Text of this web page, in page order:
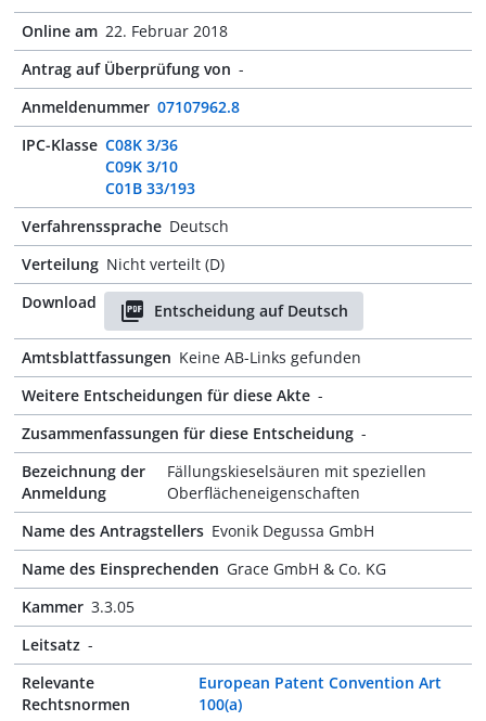
Online am 22. Februar 2018
Antrag auf Überprüfung von -
Anmeldenummer 07107962.8
IPC-Klasse C08K 3/36
C09K 3/10
C01B 33/193
Verfahrenssprache Deutsch
Verteilung Nicht verteilt (D)
Download
Entscheidung auf Deutsch
Amtsblattfassungen Keine AB-Links gefunden
Weitere Entscheidungen für diese Akte -
Zusammenfassungen für diese Entscheidung -
Bezeichnung der
Anmeldung
Fällungskieselsäuren mit speziellen
Oberflächeneigenschaften
Name des Antragstellers Evonik Degussa GmbH
Name des Einsprechenden Grace GmbH & Co. KG
Kammer 3.3.05
Leitsatz -
Relevante
Rechtsnormen
European Patent Convention Art
100(a)